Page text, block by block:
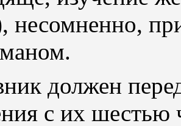
несомненно,
должен
с их шестью